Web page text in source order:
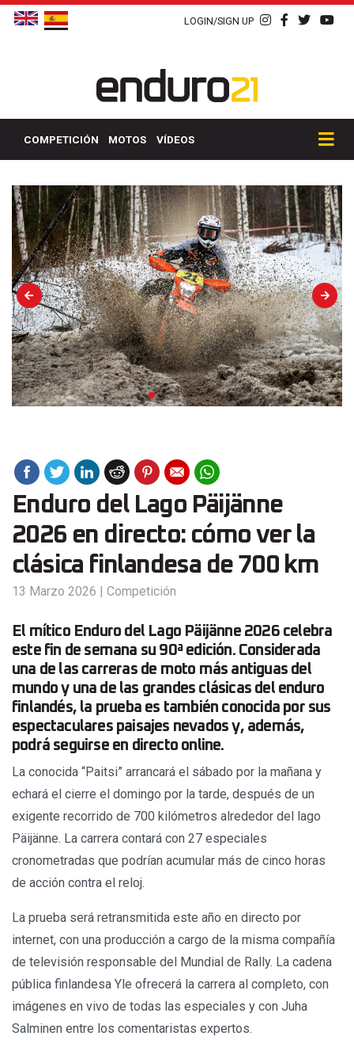
LOGIN/SIGN UP
COMPETICIÓN MOTOS VÍDEOS
Enduro del Lago Päijänne
2026 en directo: cómo ver la
clásica finlandesa de 700 km
13 Marzo 2026 | Competición
El mítico Enduro del Lago Päijänne 2026 celebra
este fin de semana su 90ª edición. Considerada
una de las carreras de moto más antiguas del
mundo y una de las grandes clásicas del enduro
finlandés, la prueba es también conocida por sus
espectaculares paisajes nevados y, además,
podrá seguirse en directo online.
La conocida “Paitsi” arrancará el sábado por la mañana y
echará el cierre el domingo por la tarde, después de un
exigente recorrido de 700 kilómetros alrededor del lago
Päijänne. La carrera contará con 27 especiales
cronometradas que podrían acumular más de cinco horas
de acción contra el reloj.
La prueba será retransmitida este año en directo por
internet, con una producción a cargo de la misma compañía
de televisión responsable del Mundial de Rally. La cadena
pública finlandesa Yle ofrecerá la carrera al completo, con
imágenes en vivo de todas las especiales y con Juha
Salminen entre los comentaristas expertos.